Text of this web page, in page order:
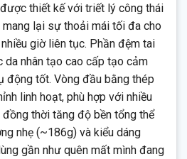
được thiết kế với triết lý công thái
mang lại sự thoải mái tối đa cho
giờ liên tục. Phần đệm tai
da nhân tạo cao cấp tạo cảm
động tốt. Vòng đầu bằng thép
linh hoạt, phù hợp với nhiều
đồng thời tăng độ bền tổng thể
nhẹ (~186g) và kiểu dáng
gần như quên mất mình đang